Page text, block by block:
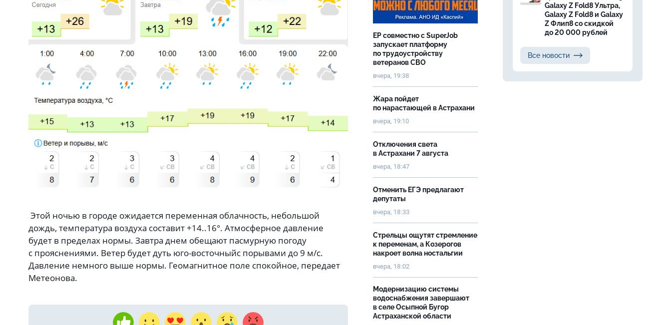
Этой ночью в городе ожидается переменная облачность, небольшой
дождь, температура воздуха составит +14..16°. Атмосферное давление
будет в пределах нормы. Завтра днем обещают пасмурную погоду
с прояснениями. Ветер будет дуть юго-восточныйс порывами до 9 м/с.
Давление немного выше нормы. Геомагнитное поле спокойное, передает
Метеонова.
ЕР совместно с SuperJob
запускает платформу
по трудоустройству
ветеранов СВО
вчера, 19:38
Жара пойдет
по нарастающей в Астрахани
вчера, 19:10
Отключения света
в Астрахани 7 августа
вчера, 18:47
Отменить ЕГЭ предлагают
депутаты
вчера, 18:33
Стрельцы ощутят стремление
к переменам, а Козерогов
накроет волна ностальгии
вчера, 18:02
Модернизацию системы
водоснабжения завершают
в селе Осыпной Бугор
Астраханской области
Galaxy Z Fold8 Ультра,
Galaxy Z Fold8 и Galaxy
Z Флип8 со скидкой
до 20 000 рублей
Все новости